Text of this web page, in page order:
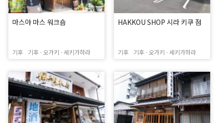
마스야 마스 워크숍
기후 기후 · 오가키 · 세키가하라
HAKKOU SHOP 시라 키쿠 점
기후 기후 · 오가키 · 세키가하라